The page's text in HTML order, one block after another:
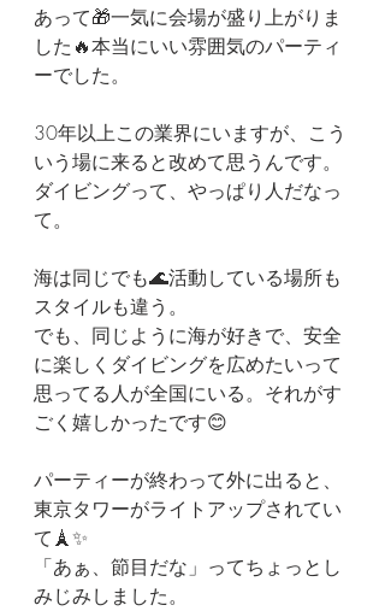
あって🎁一気に会場が盛り上がりま
した🔥本当にいい雰囲気のパーティ
ーでした。
30年以上この業界にいますが、こう
いう場に来ると改めて思うんです。
ダイビングって、やっぱり人だなっ
て。
海は同じでも🌊活動している場所も
スタイルも違う。
でも、同じように海が好きで、安全
に楽しくダイビングを広めたいって
思ってる人が全国にいる。それがす
ごく嬉しかったです😊
パーティーが終わって外に出ると、
東京タワーがライトアップされてい
て🗼✨
「あぁ、節目だな」ってちょっとし
みじみしました。